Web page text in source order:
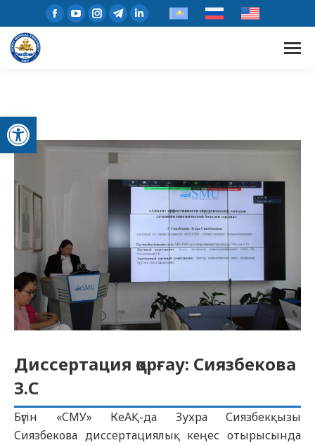
Open toolbar
Диссертация қорғау: Сиязбекова
З.С
Бүгін «СМУ» КеАҚ-да Зухра Сиязбекқызы
Сиязбекова диссертациялық кеңес отырысында